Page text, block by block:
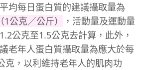
均每日蛋白質的建議攝取量為
公克／公斤）
，活動量及運動量
公克至1.5公克去計算，此外，
老年人蛋白質攝取量為應大於每
克，以利維持老年人的肌肉功